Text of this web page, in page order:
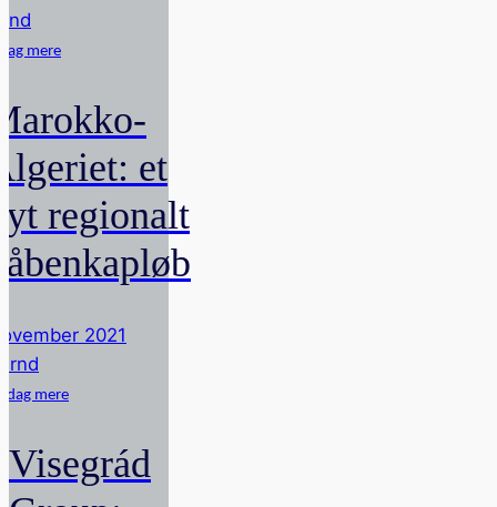
mere
et
regionalt
2021
mere
Visegrád